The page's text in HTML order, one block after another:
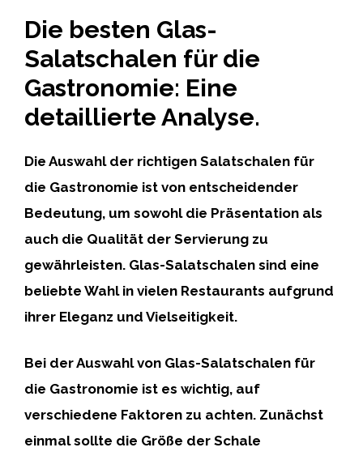
Die besten Glas-
Salatschalen für die
Gastronomie: Eine
detaillierte Analyse.
Die Auswahl der richtigen Salatschalen für
die Gastronomie ist von entscheidender
Bedeutung, um sowohl die Präsentation als
auch die Qualität der Servierung zu
gewährleisten. Glas-Salatschalen sind eine
beliebte Wahl in vielen Restaurants aufgrund
ihrer Eleganz und Vielseitigkeit.
Bei der Auswahl von Glas-Salatschalen für
die Gastronomie ist es wichtig, auf
verschiedene Faktoren zu achten. Zunächst
einmal sollte die Größe der Schale